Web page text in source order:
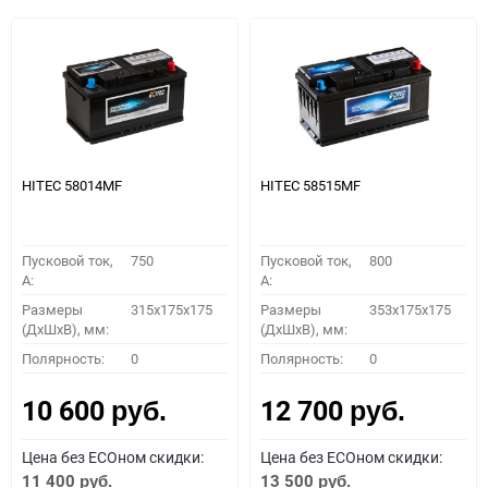
HITEC 58014MF
Пусковой ток,
A:
750
Размеры
(ДхШхВ), мм:
315x175x175
Полярность: 0
10 600 руб.
Цена без ECOном скидки:
11 400 руб.
HITEC 58515MF
Пусковой ток,
A:
800
Размеры
(ДхШхВ), мм:
353x175x175
Полярность: 0
12 700 руб.
Цена без ECOном скидки:
13 500 руб.